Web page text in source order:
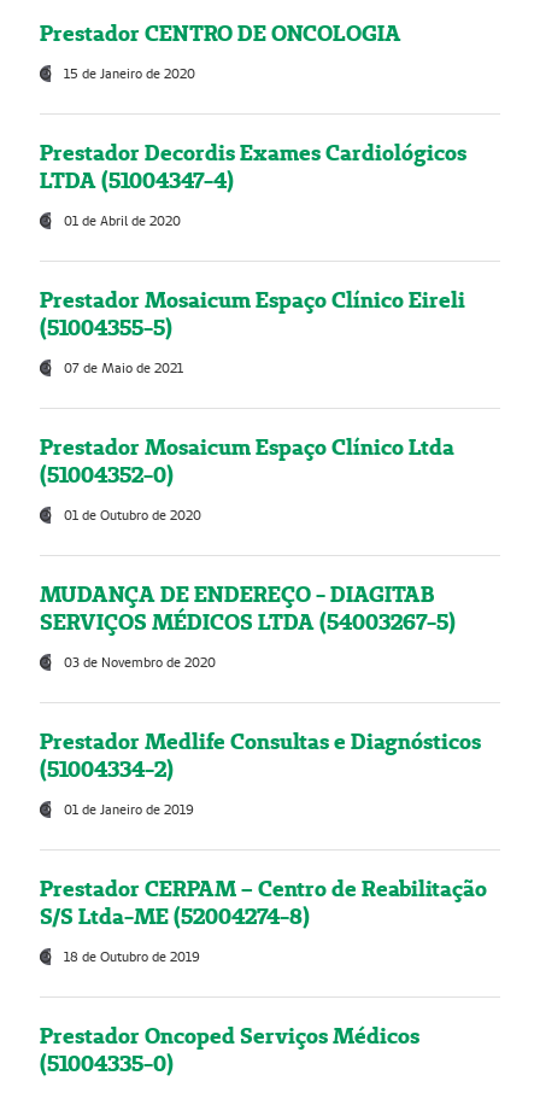
Prestador CENTRO DE ONCOLOGIA
15 de Janeiro de 2020
Prestador Decordis Exames Cardiológicos
LTDA (51004347-4)
01 de Abril de 2020
Prestador Mosaicum Espaço Clínico Eireli
(51004355-5)
07 de Maio de 2021
Prestador Mosaicum Espaço Clínico Ltda
(51004352-0)
01 de Outubro de 2020
MUDANÇA DE ENDEREÇO - DIAGITAB
SERVIÇOS MÉDICOS LTDA (54003267-5)
03 de Novembro de 2020
Prestador Medlife Consultas e Diagnósticos
(51004334-2)
01 de Janeiro de 2019
Prestador CERPAM – Centro de Reabilitação
S/S Ltda-ME (52004274-8)
18 de Outubro de 2019
Prestador Oncoped Serviços Médicos
(51004335-0)